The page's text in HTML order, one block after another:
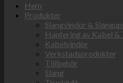
Hem
Produkter
Slangvindor &
Hantering av Kabel &
Kabelvindor
Verkstadsprodukter
Tillbehör
Slang